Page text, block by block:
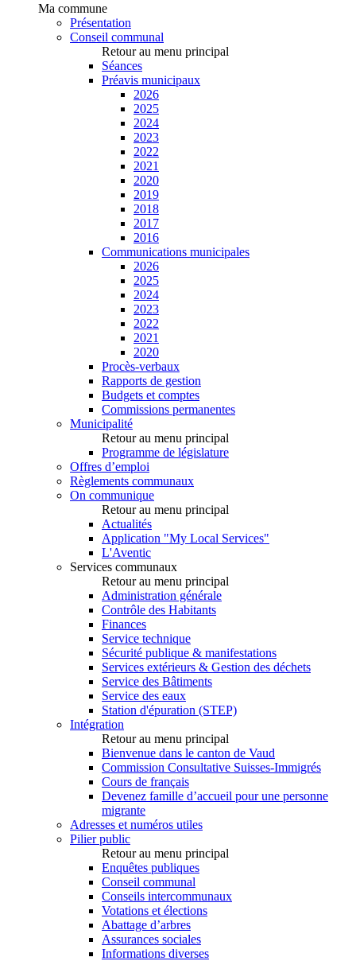
Ma commune
Présentation
Conseil communal
Retour au menu principal
Séances
Préavis municipaux
2026
2025
2024
2023
2022
2021
2020
2019
2018
2017
2016
Communications municipales
2026
2025
2024
2023
2022
2021
2020
Procès-verbaux
Rapports de gestion
Budgets et comptes
Commissions permanentes
Municipalité
Retour au menu principal
Programme de législature
Offres d’emploi
Règlements communaux
On communique
Retour au menu principal
Actualités
Application "My Local Services"
L'Aventic
Services communaux
Retour au menu principal
Administration générale
Contrôle des Habitants
Finances
Service technique
Sécurité publique & manifestations
Services extérieurs & Gestion des déchets
Service des Bâtiments
Service des eaux
Station d'épuration (STEP)
Intégration
Retour au menu principal
Bienvenue dans le canton de Vaud
Commission Consultative Suisses-Immigrés
Cours de français
Devenez famille d’accueil pour une personne
migrante
Adresses et numéros utiles
Pilier public
Retour au menu principal
Enquêtes publiques
Conseil communal
Conseils intercommunaux
Votations et élections
Abattage d’arbres
Assurances sociales
Informations diverses